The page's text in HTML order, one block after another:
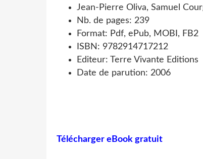
Jean-Pierre Oliva, Samuel
Nb. de pages: 239
Format: Pdf, ePub, MOBI, FB2
ISBN: 9782914717212
Editeur: Terre Vivante Editions
Date de parution: 2006
Télécharger eBook gratuit